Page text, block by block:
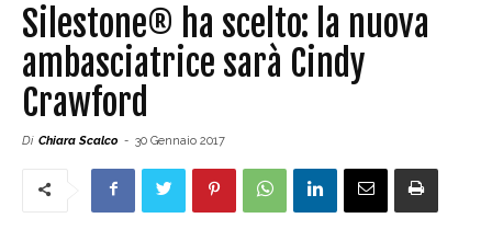
Silestone® ha scelto: la nuova
ambasciatrice sarà Cindy
Crawford
Di Chiara Scalco - 30 Gennaio 2017